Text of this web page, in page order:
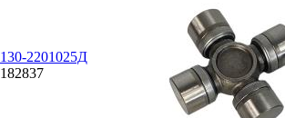
130-2201025Д
182837